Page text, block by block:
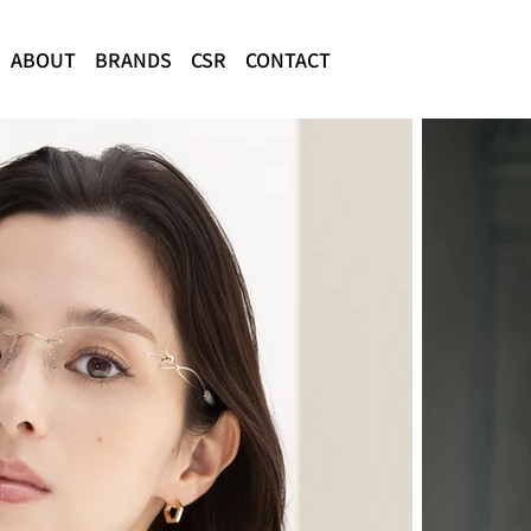
ABOUT BRANDS CSR CONTACT